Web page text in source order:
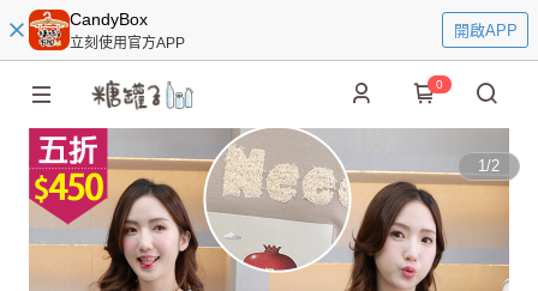
CandyBox
立刻使用官方APP
開啟APP
0
1/2